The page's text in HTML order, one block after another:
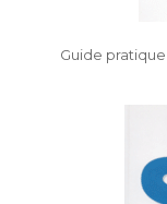
Guide